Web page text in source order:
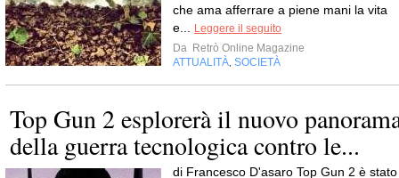
che ama afferrare a piene mani la vita
e...
Leggere il seguito
Da Retrò Online Magazine
ATTUALITÀ SOCIETÀ
Top Gun 2 esplorerà il nuovo
della guerra tecnologica contro le...
di Francesco D'asaro Top Gun 2 è stato